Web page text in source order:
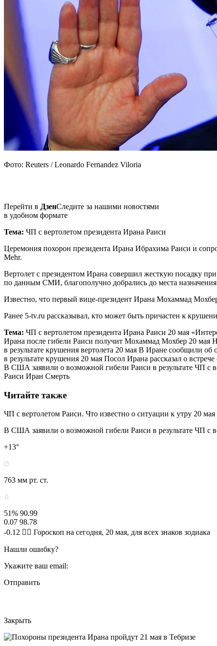
Фото: Reuters / Leonardo Fernandez Viloria
Перейти в ДзенСледите за нашими новостями
в удобном формате
Тема: ЧП с вертолетом президента Ирана Раиси
Церемония похорон президента Ирана Ибрахима Раиси и
Mehr.
Вертолет с президентом Ирана совершил жесткую посадку
по данным СМИ, благополучно добрались до места
Известно, что первый вице-президент Ирана Мохаммад
Ранее 5-tv.ru рассказывал, кто может быть причастен к
Тема: ЧП с вертолетом президента Ирана Раиси 20 мая
Ирана после гибели Раиси получит Мохаммад Мохбер 20 мая
в результате крушения вертолета 20 мая В Иране сообщили
в результате крушения 20 мая Посол Ирана рассказал о
В США заявили о возможной гибели Раиси в результате ЧП с
Раиси Иран Смерть
Читайте также
ЧП с вертолетом Раиси. Что известно о ситуации к утру 20 мая
В США заявили о возможной гибели Раиси в результате ЧП с
+13°
763 мм рт. ст.
51% 90.99
0.07 98.78
-0.12 🧙‍♀ Гороскоп на сегодня, 20 мая, для всех знаков зодиака
Нашли ошибку?
Укажите ваш email:
Отправить
Закрыть